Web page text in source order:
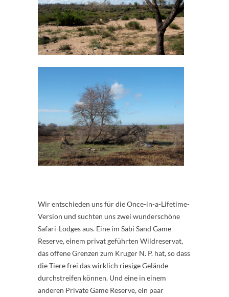
Wir entschieden uns für die Once-in-a-Lifetime-
Version und suchten uns zwei wunderschöne
Safari-Lodges aus. Eine im Sabi Sand Game
Reserve, einem privat geführten Wildreservat,
das offene Grenzen zum Kruger N. P. hat, so dass
die Tiere frei das wirklich riesige Gelände
durchstreifen können. Und eine in einem
anderen Private Game Reserve, ein paar